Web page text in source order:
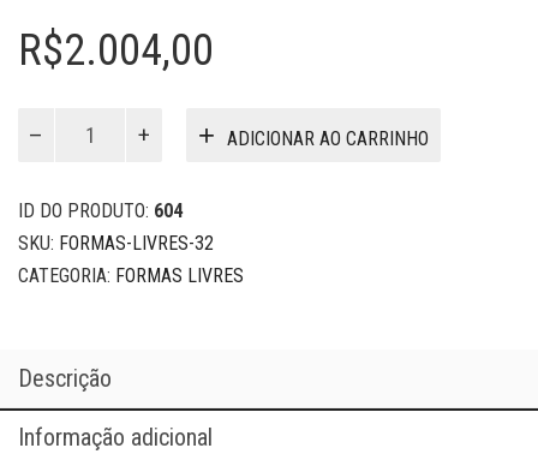
R$2.004,00
quantidade
ADICIONAR AO CARRINHO
ID DO PRODUTO: 604
SKU: FORMAS-LIVRES-32
CATEGORIA: FORMAS LIVRES
Descrição
Informação adicional